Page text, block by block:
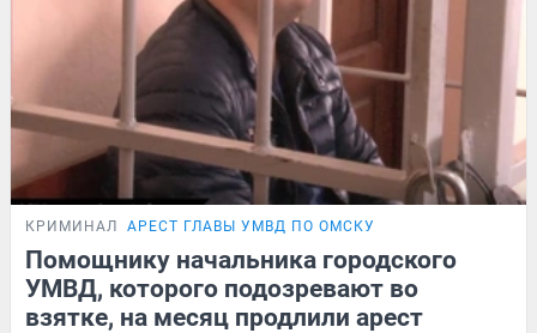
КРИМИНАЛ АРЕСТ ГЛАВЫ УМВД ПО ОМСКУ
Помощнику начальника городского
УМВД, которого подозревают во
взятке, на месяц продлили арест